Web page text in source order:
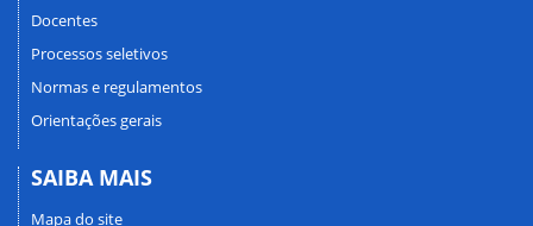
Docentes
Processos seletivos
Normas e regulamentos
Orientações gerais
SAIBA MAIS
Mapa do site